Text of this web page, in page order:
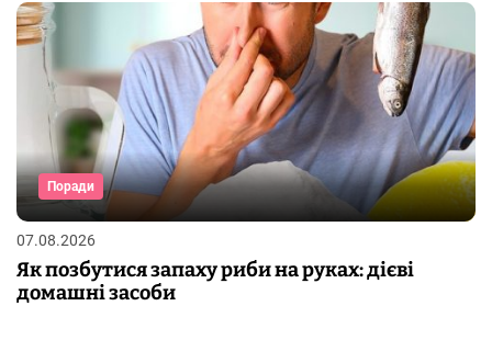
Поради
07.08.2026
Як позбутися запаху риби на руках: дієві
домашні засоби